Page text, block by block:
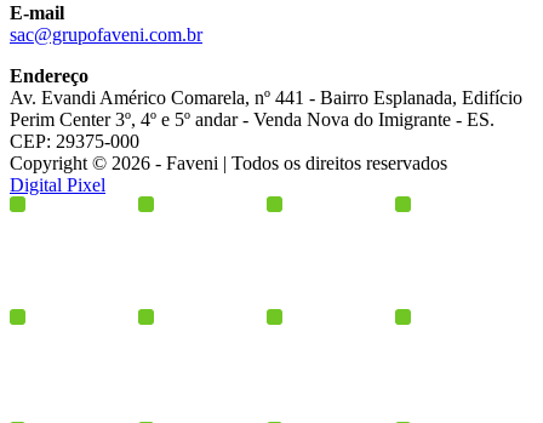
E-mail
sac@grupofaveni.com.br
Endereço
Av. Evandi Américo Comarela, nº 441 - Bairro Esplanada, Edifício
Perim Center 3º, 4º e 5º andar - Venda Nova do Imigrante - ES.
CEP: 29375-000
Copyright © 2026 - Faveni | Todos os direitos reservados
Digital Pixel